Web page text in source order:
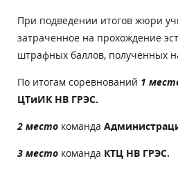
При подведении итогов жюри
затраченное на прохождение
штрафных баллов, полученных
По итогам соревнований 1
ЦТиИК НВ ГРЭС.
2 место команда
3 место команда КТЦ НВ ГРЭС.